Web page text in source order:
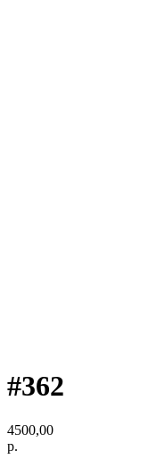
#362
4500,00
р.